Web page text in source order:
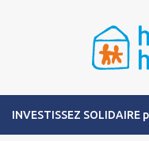
INVESTISSEZ